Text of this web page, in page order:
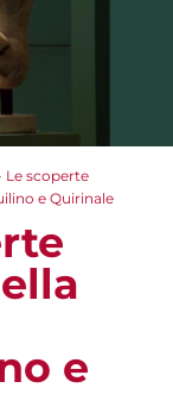
Le scoperte
e Quirinale
e